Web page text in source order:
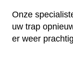
Onze
uw trap
er weer